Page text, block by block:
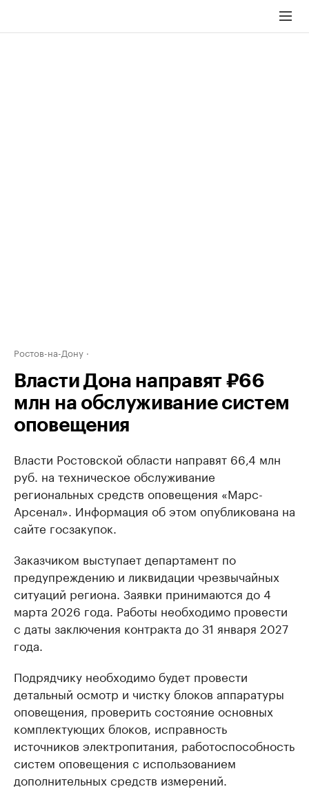
Ростов-на-Дону
Власти Дона направят ₽66
млн на обслуживание систем
оповещения
Власти Ростовской области направят 66,4 млн
руб. на техническое обслуживание
региональных средств оповещения «Марс-
Арсенал». Информация об этом опубликована на
сайте госзакупок.
Заказчиком выступает департамент по
предупреждению и ликвидации чрезвычайных
ситуаций региона. Заявки принимаются до 4
марта 2026 года. Работы необходимо провести
с даты заключения контракта до 31 января 2027
года.
Подрядчику необходимо будет провести
детальный осмотр и чистку блоков аппаратуры
оповещения, проверить состояние основных
комплектующих блоков, исправность
источников электропитания, работоспособность
систем оповещения с использованием
дополнительных средств измерений.